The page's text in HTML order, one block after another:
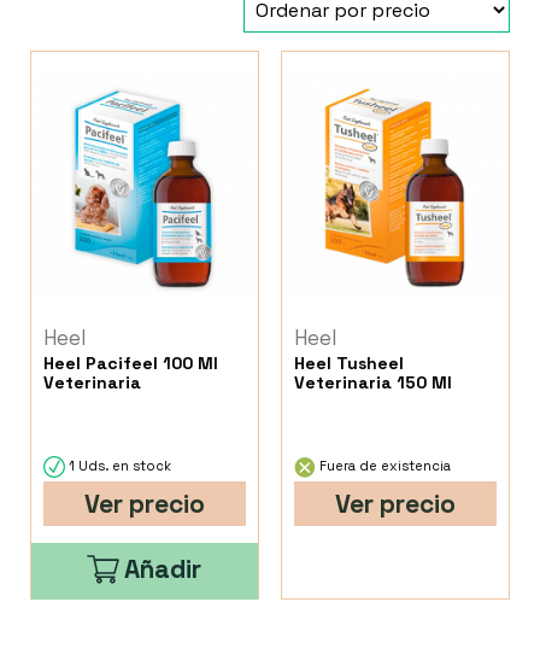
Heel
Heel Pacifeel 100 Ml
Veterinaria
1 Uds. en stock
Ver precio
Añadir
Heel
Heel Tusheel
Veterinaria 150 Ml
Fuera de existencia
Ver precio